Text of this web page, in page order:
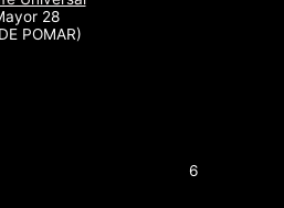
28
POMAR)
6